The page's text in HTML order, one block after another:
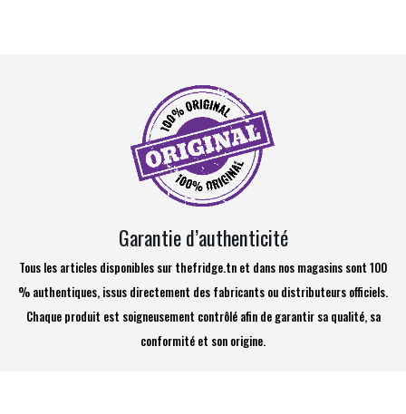
Garantie d’authenticité
Tous les articles disponibles sur thefridge.tn et dans nos magasins sont 100
% authentiques, issus directement des fabricants ou distributeurs officiels.
Chaque produit est soigneusement contrôlé afin de garantir sa qualité, sa
conformité et son origine.